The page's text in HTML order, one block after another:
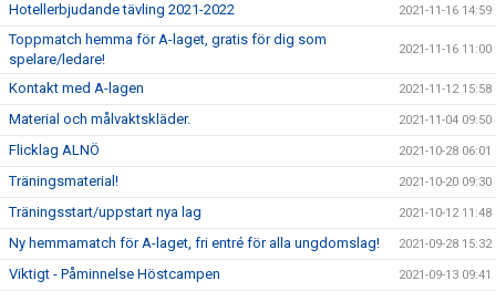
Hotellerbjudande tävling 2021-2022 2021-11-16 14:59
Toppmatch hemma för A-laget, gratis för dig som
spelare/ledare!
2021-11-16 11:00
Kontakt med A-lagen 2021-11-12 15:58
Material och målvaktskläder. 2021-11-04 09:50
Flicklag ALNÖ 2021-10-28 06:01
Träningsmaterial! 2021-10-20 09:30
Träningsstart/uppstart nya lag 2021-10-12 11:48
Ny hemmamatch för A-laget, fri entré för alla ungdomslag! 2021-09-28 15:32
Viktigt - Påminnelse Höstcampen 2021-09-13 09:41